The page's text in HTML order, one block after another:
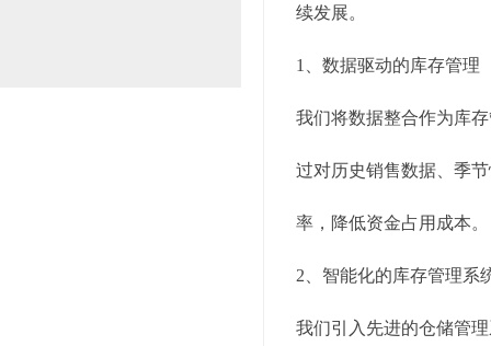
续发展。
1、数据驱动的库存管理
我们将数据整合作为库
过对历史销售数据、季
率，降低资金占用成本。
2、智能化的库存管理系
我们引入先进的仓储管